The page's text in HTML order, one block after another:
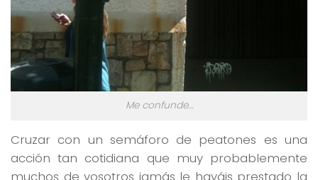
Me confunde…
Cruzar con un semáforo de peatones es una
acción tan cotidiana que muy probablemente